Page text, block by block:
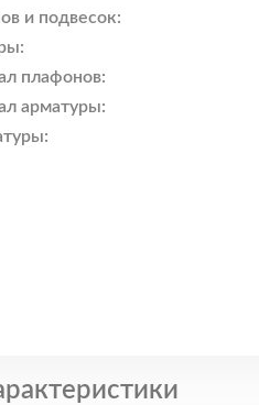
и подвесок:
плафонов:
арматуры: